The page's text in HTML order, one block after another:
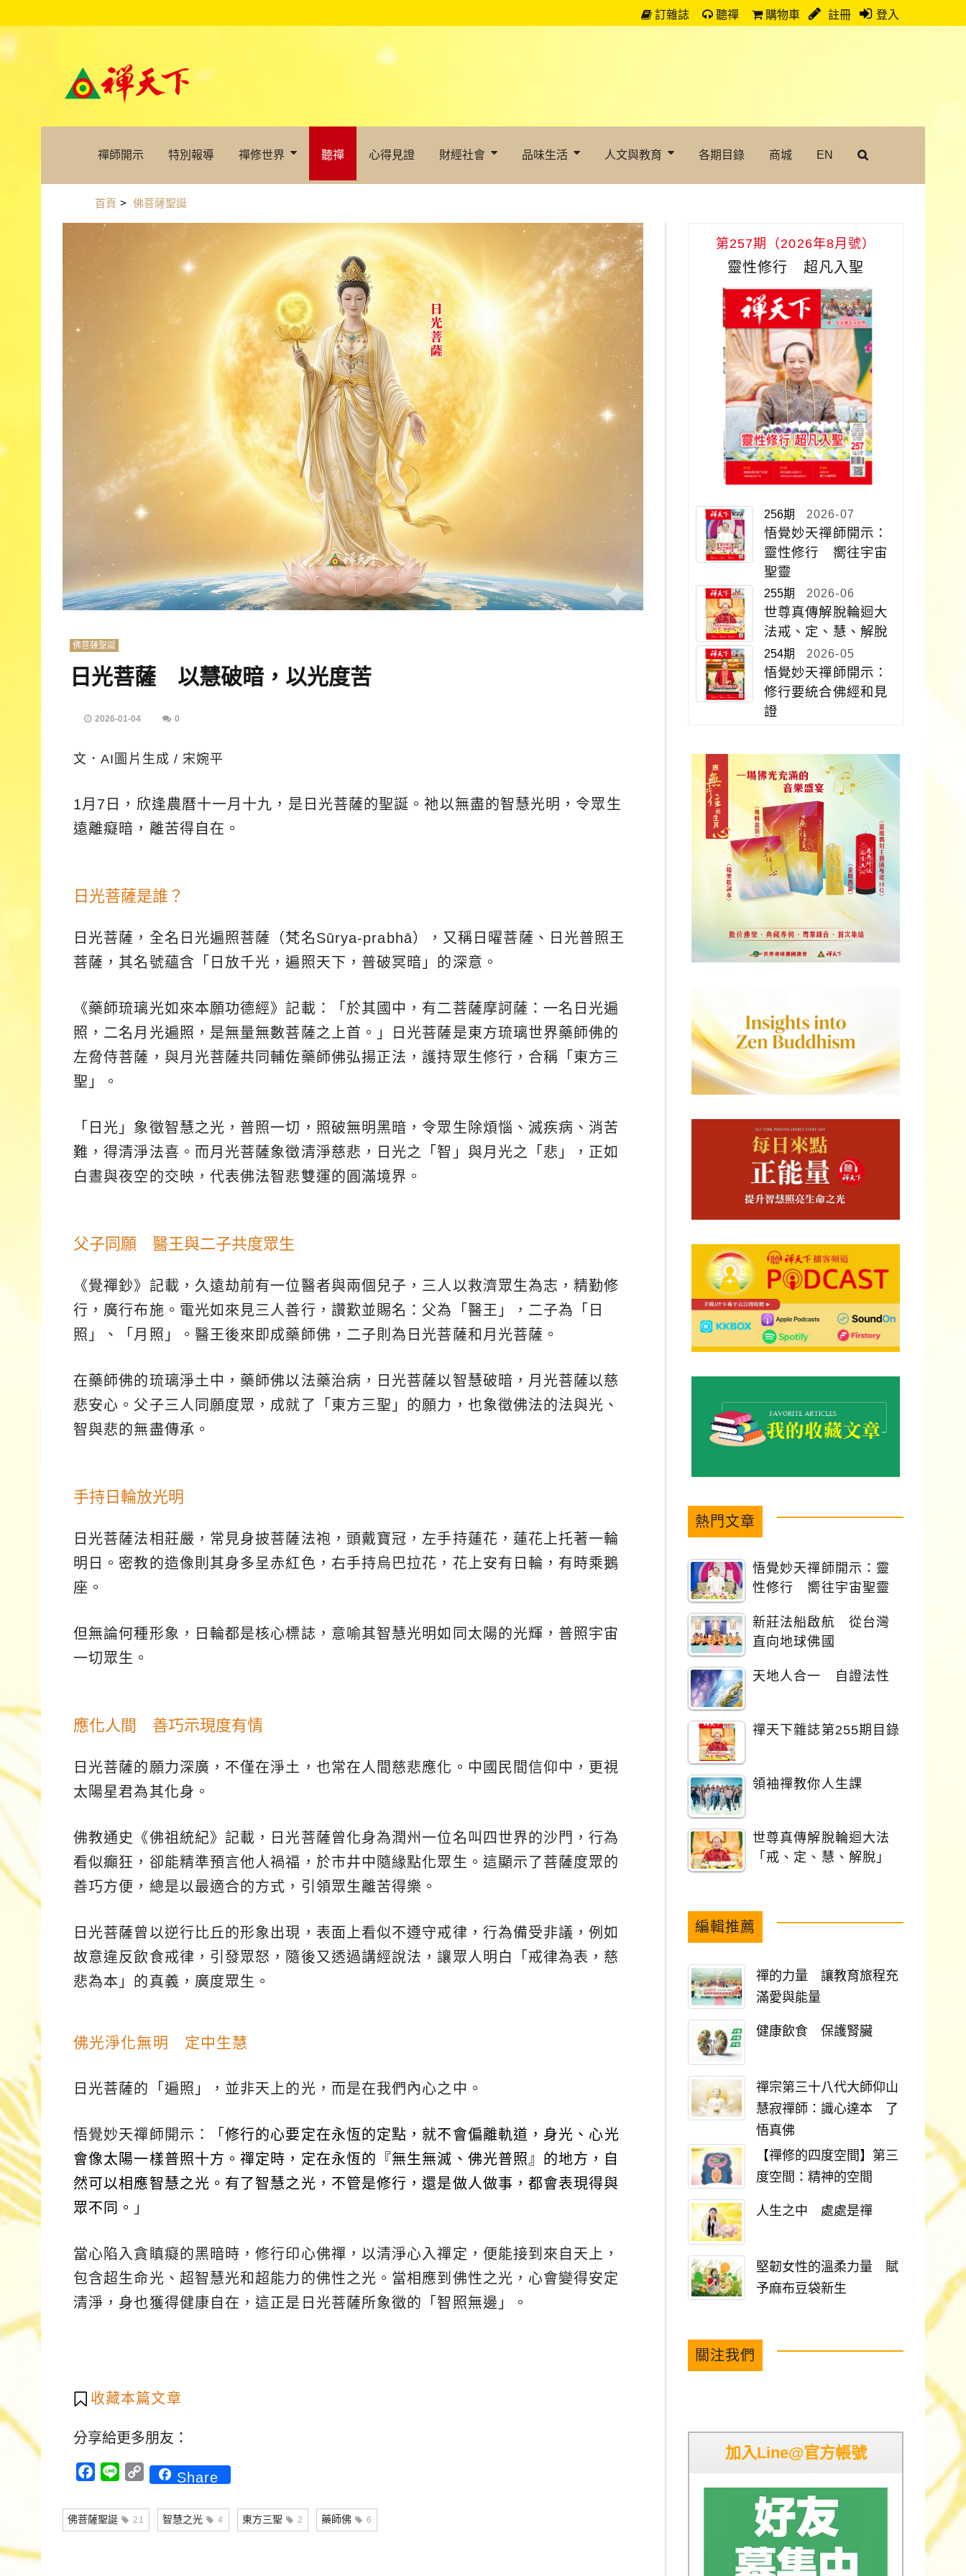
訂雜誌 聽禪 購物車 註冊 登入
禪師開示 特別報導 禪修世界 聽禪 心得見證 財經社會 品味生活 人文與教育 各期目錄 商城 EN
首頁 > 佛菩薩聖誕
佛菩薩聖誕
日光菩薩 以慧破暗，以光度苦
2026-01-04 0
文．AI圖片生成 / 宋婉平
1月7日，欣逢農曆十一月十九，是日光菩薩的聖誕。祂以無盡的智慧光明，令眾生
遠離癡暗，離苦得自在。
日光菩薩是誰？
日光菩薩，全名日光遍照菩薩（梵名Sūrya-prabhā），又稱日曜菩薩、日光普照王
菩薩，其名號蘊含「日放千光，遍照天下，普破冥暗」的深意。
《藥師琉璃光如來本願功德經》記載：「於其國中，有二菩薩摩訶薩：一名日光遍
照，二名月光遍照，是無量無數菩薩之上首。」日光菩薩是東方琉璃世界藥師佛的
左脅侍菩薩，與月光菩薩共同輔佐藥師佛弘揚正法，護持眾生修行，合稱「東方三
聖」。
「日光」象徵智慧之光，普照一切，照破無明黑暗，令眾生除煩惱、滅疾病、消苦
難，得清淨法喜。而月光菩薩象徵清淨慈悲，日光之「智」與月光之「悲」，正如
白晝與夜空的交映，代表佛法智悲雙運的圓滿境界。
父子同願 醫王與二子共度眾生
《覺禪鈔》記載，久遠劫前有一位醫者與兩個兒子，三人以救濟眾生為志，精勤修
行，廣行布施。電光如來見三人善行，讚歎並賜名：父為「醫王」，二子為「日
照」、「月照」。醫王後來即成藥師佛，二子則為日光菩薩和月光菩薩。
在藥師佛的琉璃淨土中，藥師佛以法藥治病，日光菩薩以智慧破暗，月光菩薩以慈
悲安心。父子三人同願度眾，成就了「東方三聖」的願力，也象徵佛法的法與光、
智與悲的無盡傳承。
手持日輪放光明
日光菩薩法相莊嚴，常見身披菩薩法袍，頭戴寶冠，左手持蓮花，蓮花上托著一輪
明日。密教的造像則其身多呈赤紅色，右手持烏巴拉花，花上安有日輪，有時乘鵝
座。
但無論何種形象，日輪都是核心標誌，意喻其智慧光明如同太陽的光輝，普照宇宙
一切眾生。
應化人間 善巧示現度有情
日光菩薩的願力深廣，不僅在淨土，也常在人間慈悲應化。中國民間信仰中，更視
太陽星君為其化身。
佛教通史《佛祖統紀》記載，日光菩薩曾化身為潤州一位名叫四世界的沙門，行為
看似癲狂，卻能精準預言他人禍福，於市井中隨緣點化眾生。這顯示了菩薩度眾的
善巧方便，總是以最適合的方式，引領眾生離苦得樂。
日光菩薩曾以逆行比丘的形象出現，表面上看似不遵守戒律，行為備受非議，例如
故意違反飲食戒律，引發眾怒，隨後又透過講經說法，讓眾人明白「戒律為表，慈
悲為本」的真義，廣度眾生。
佛光淨化無明 定中生慧
日光菩薩的「遍照」，並非天上的光，而是在我們內心之中。
悟覺妙天禪師開示：「 修行的心要定在永恆的定點，就不會偏離軌道，身光、心光
會像太陽一樣普照十方。禪定時，定在永恆的『無生無滅、佛光普照』的地方，自
然可以相應智慧之光。有了智慧之光，不管是修行，還是做人做事，都會表現得與
眾不同。 」
當心陷入貪瞋癡的黑暗時，修行印心佛禪，以清淨心入禪定，便能接到來自天上，
包含超生命光、超智慧光和超能力的佛性之光。當相應到佛性之光，心會變得安定
清淨，身也獲得健康自在，這正是日光菩薩所象徵的「智照無邊」。
收藏本篇文章
分享給更多朋友：
Facebook
Line
CopyShare
佛菩薩聖誕 21 智慧之光 4 東方三聖 2 藥師佛 6
第257期（2026年8月號）
靈性修行 超凡入聖
256期 2026-07
悟覺妙天禪師開示：
靈性修行 嚮往宇宙
聖靈
255期 2026-06
世尊真傳解脫輪迴大
法戒、定、慧、解脫
254期 2026-05
悟覺妙天禪師開示：
修行要統合佛經和見
證
熱門文章
悟覺妙天禪師開示：靈
性修行 嚮往宇宙聖靈
新莊法船啟航 從台灣
直向地球佛國
天地人合一 自證法性
禪天下雜誌第255期目錄
領袖禪教你人生課
世尊真傳解脫輪迴大法
「戒、定、慧、解脫」
編輯推薦
禪的力量 讓教育旅程充
滿愛與能量
健康飲食 保護腎臟
禪宗第三十八代大師仰山
慧寂禪師：識心達本 了
悟真佛
【禪修的四度空間】第三
度空間：精神的空間
人生之中 處處是禪
堅韌女性的溫柔力量 賦
予麻布豆袋新生
關注我們
加入Line@官方帳號